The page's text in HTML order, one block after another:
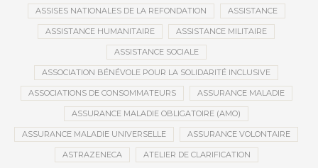
ASSISES NATIONALES DE LA REFONDATION ASSISTANCE
ASSISTANCE HUMANITAIRE ASSISTANCE MILITAIRE
ASSISTANCE SOCIALE
ASSOCIATION BÉNÉVOLE POUR LA SOLIDARITÉ INCLUSIVE
ASSOCIATIONS DE CONSOMMATEURS ASSURANCE MALADIE
ASSURANCE MALADIE OBLIGATOIRE (AMO)
ASSURANCE MALADIE UNIVERSELLE ASSURANCE VOLONTAIRE
ASTRAZENECA ATELIER DE CLARIFICATION